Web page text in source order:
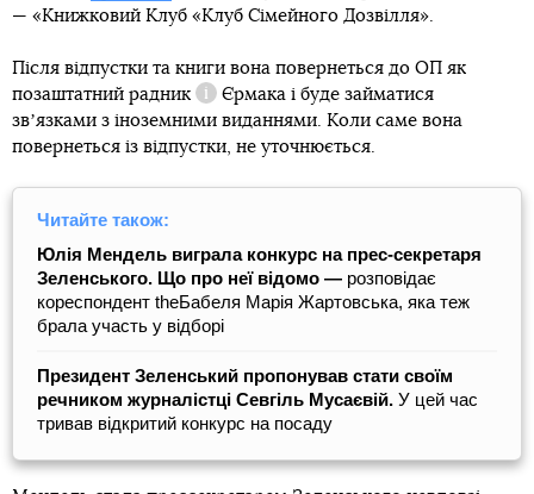
— «Книжковий Клуб «Клуб Сімейного Дозвілля».
Після відпустки та книги вона повернеться до ОП як
позаштатний радник
Довідка
Єрмака і буде займатися
звʼязками з іноземними виданнями. Коли саме вона
повернеться із відпустки, не уточнюється.
Читайте також:
Юлія Мендель виграла конкурс на прес-секретаря
Зеленського. Що про неї відомо — розповідає
кореспондент theБабеля Марія Жартовська, яка теж
брала участь у відборі
Президент Зеленський пропонував стати своїм
речником журналістці Севгіль Мусаєвій. У цей час
тривав відкритий конкурс на посаду